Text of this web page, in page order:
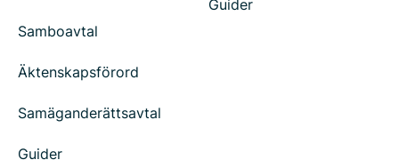
Samboavtal
Äktenskapsförord
Samäganderättsavtal
Guider
Guider